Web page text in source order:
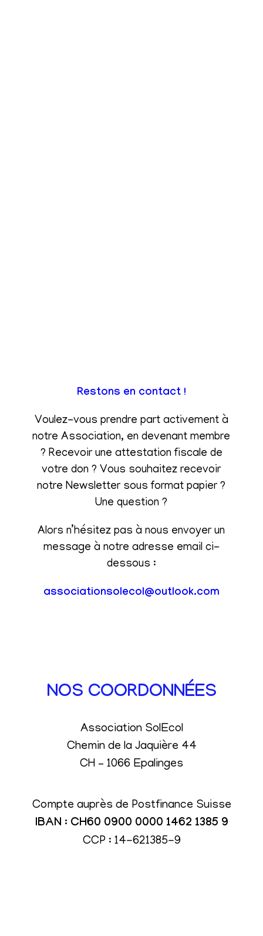
Restons en contact !
Voulez-vous prendre part activement à
notre Association, en devenant membre
? Recevoir une attestation fiscale de
votre don ? Vous souhaitez recevoir
notre Newsletter sous format papier ?
Une question ?
Alors n’hésitez pas à nous envoyer un
message à notre adresse email ci-
dessous :
associationsolecol@outlook.com
NOS COORDONNÉES
Association SolEcol
Chemin de la Jaquière 44
CH – 1066 Epalinges
Compte auprès de Postfinance Suisse
IBAN : CH60 0900 0000 1462 1385 9
CCP : 14-621385-9